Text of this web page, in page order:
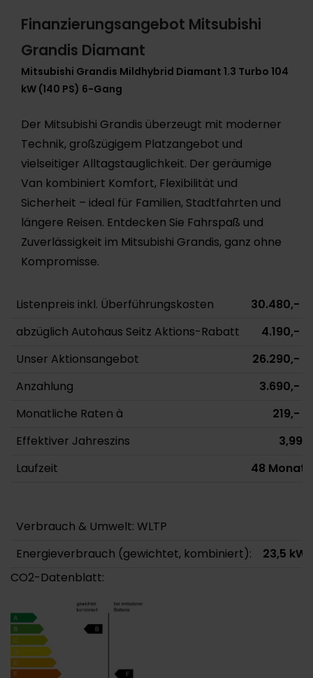
Finanzierungsangebot Mitsubishi
Grandis Diamant
Mitsubishi Grandis Mildhybrid Diamant 1.3 Turbo 104
kW (140 PS) 6-Gang
Der Mitsubishi Grandis überzeugt mit moderner
Technik, großzügigem Platzangebot und
vielseitiger Alltagstauglichkeit. Der geräumige
Van kombiniert Komfort, Flexibilität und
Sicherheit – ideal für Familien, Stadtfahrten und
längere Reisen. Entdecken Sie Fahrspaß und
Zuverlässigkeit im Mitsubishi Grandis, ganz ohne
Kompromisse.
Listenpreis inkl. Überführungskosten
30.480,-
abzüglich Autohaus Seitz Aktions-Rabatt
4.190,-
Unser Aktionsangebot
26.290,-
Anzahlung
3.690,-
Monatliche Raten à
219,-
Effektiver Jahreszins
Laufzeit
48
Verbrauch & Umwelt: WLTP
Energieverbrauch (gewichtet, kombiniert):
23,5
CO2-Datenblatt: